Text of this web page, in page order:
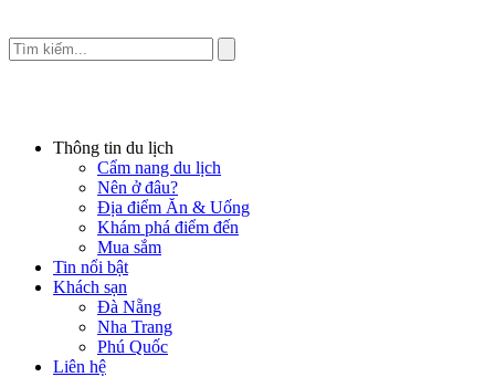
Thông tin du lịch
Cẩm nang du lịch
Nên ở đâu?
Địa điểm Ăn & Uống
Khám phá điểm đến
Mua sắm
Tin nổi bật
Khách sạn
Đà Nẵng
Nha Trang
Phú Quốc
Liên hệ